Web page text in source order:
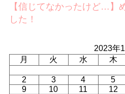
【信じてなかったけど…】
した！
2023年1
月
火 水 木
2
3 4 5
9
10 11 12